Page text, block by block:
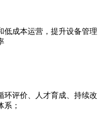
低成本运营，提升设备管理
环评价、人才育成、持续改
；